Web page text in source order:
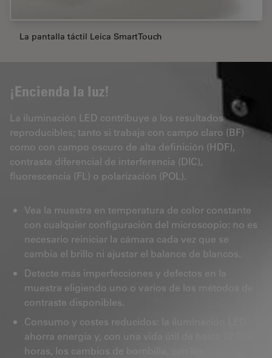
La pantalla táctil Leica SmartTouch
¡Encienda la luz!
La iluminación LED contribuye a los resultados
reproducibles; tanto si trabaja con campo claro (BF)
como con campo oscuro de alta definición (HDF),
contraste diferencial de interferencia (DIC),
fluorescencia (FL) o polarización (POL).
Vea la muestra en temperatura de color constante
con cualquier configuración del microscopio: no es
necesario reiniciar la cámara cada vez que se
cambia el brillo ni ajustar el balance de blancos.
Detecte más imperfecciones y defectos en la
muestra eligiendo uno o varios de los métodos de
contraste disponibles.
Consumo y costes reducidos: la iluminación LED
ahorra energía y, con una vida útil de hasta 72 000
horas, los cambios de bombilla, con los